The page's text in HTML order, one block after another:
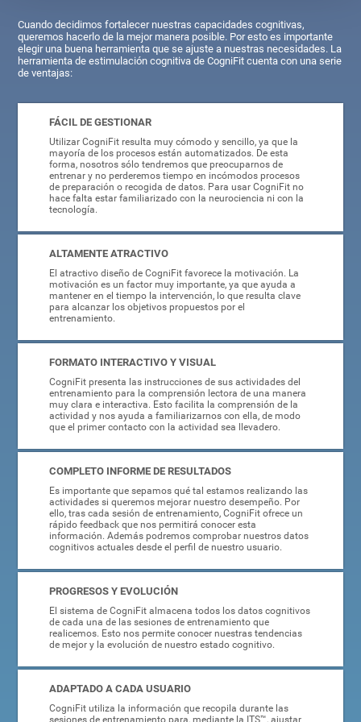
Cuando decidimos fortalecer nuestras capacidades cognitivas,
queremos hacerlo de la mejor manera posible. Por esto es importante
elegir una buena herramienta que se ajuste a nuestras necesidades. La
herramienta de estimulación cognitiva de CogniFit cuenta con una serie
de ventajas:
FÁCIL DE GESTIONAR
Utilizar CogniFit resulta muy cómodo y sencillo, ya que la
mayoría de los procesos están automatizados. De esta
forma, nosotros sólo tendremos que preocuparnos de
entrenar y no perderemos tiempo en incómodos procesos
de preparación o recogida de datos. Para usar CogniFit no
hace falta estar familiarizado con la neurociencia ni con la
tecnología.
ALTAMENTE ATRACTIVO
El atractivo diseño de CogniFit favorece la motivación. La
motivación es un factor muy importante, ya que ayuda a
mantener en el tiempo la intervención, lo que resulta clave
para alcanzar los objetivos propuestos por el
entrenamiento.
FORMATO INTERACTIVO Y VISUAL
CogniFit presenta las instrucciones de sus actividades del
entrenamiento para la comprensión lectora de una manera
muy clara e interactiva. Esto facilita la comprensión de la
actividad y nos ayuda a familiarizarnos con ella, de modo
que el primer contacto con la actividad sea llevadero.
COMPLETO INFORME DE RESULTADOS
Es importante que sepamos qué tal estamos realizando las
actividades si queremos mejorar nuestro desempeño. Por
ello, tras cada sesión de entrenamiento, CogniFit ofrece un
rápido feedback que nos permitirá conocer esta
información. Además podremos comprobar nuestros datos
cognitivos actuales desde el perfil de nuestro usuario.
PROGRESOS Y EVOLUCIÓN
El sistema de CogniFit almacena todos los datos cognitivos
de cada una de las sesiones de entrenamiento que
realicemos. Esto nos permite conocer nuestras tendencias
de mejor y la evolución de nuestro estado cognitivo.
ADAPTADO A CADA USUARIO
CogniFit utiliza la información que recopila durante las
sesiones de entrenamiento para, mediante la ITS™, ajustar